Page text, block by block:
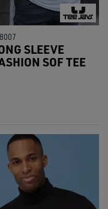
SLEEVE
SOF TEE